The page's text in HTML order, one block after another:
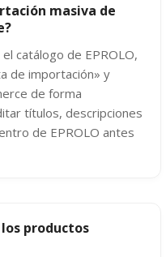
masiva de
catálogo de EPROLO,
de importación» y
de forma
títulos, descripciones
de EPROLO antes
productos